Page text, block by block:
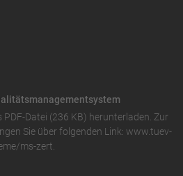
Datei (236 KB) herunterladen. Zur
Sie über folgenden Link: www.tuev-
ms-zert